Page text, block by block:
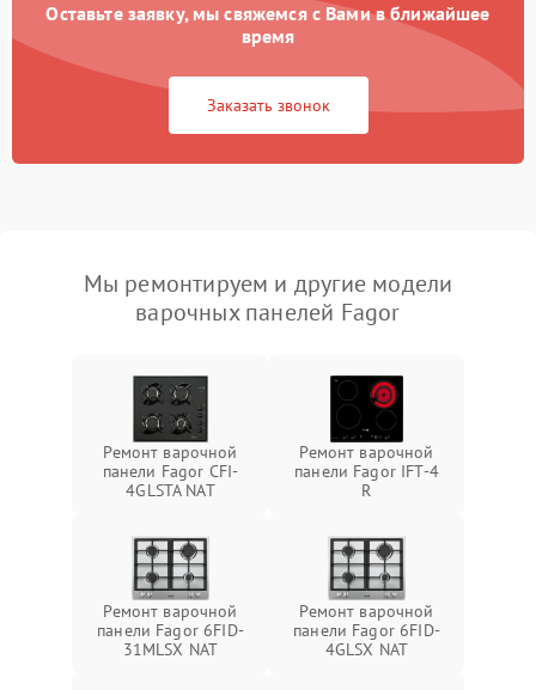
Оставьте заявку, мы свяжемся с Вами в ближайшее
время
Заказать звонок
Мы ремонтируем и другие модели
варочных панелей Fagor
Ремонт варочной
панели Fagor CFI-
4GLSTA NAT
Ремонт варочной
панели Fagor IFT-4
R
Ремонт варочной
панели Fagor 6FID-
31MLSX NAT
Ремонт варочной
панели Fagor 6FID-
4GLSX NAT